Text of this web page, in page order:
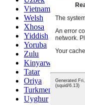
Vietnamese
Welsh
Xhosa
Yiddish
Yoruba
Zulu
Kinyarwanda
Tatar
Oriya
Turkmen
Uyghur